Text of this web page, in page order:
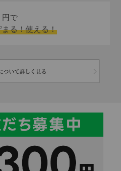
円で
る！使える！
ついて詳しく見る